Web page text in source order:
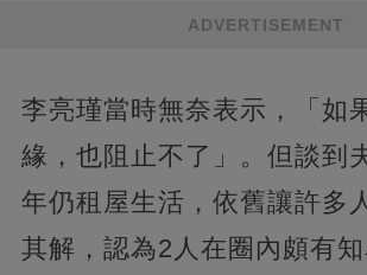
ADVERTISEMENT
李亮瑾當時無奈表示，「如
緣，也阻止不了」。但談到
年仍租屋生活，依舊讓許多
其解，認為2人在圈內頗有